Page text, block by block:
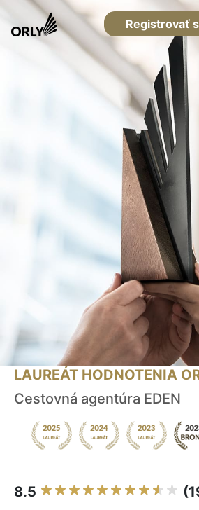
Registrovať
LAUREÁT HODNOTENIA
Cestovná agentúra EDEN
8.5